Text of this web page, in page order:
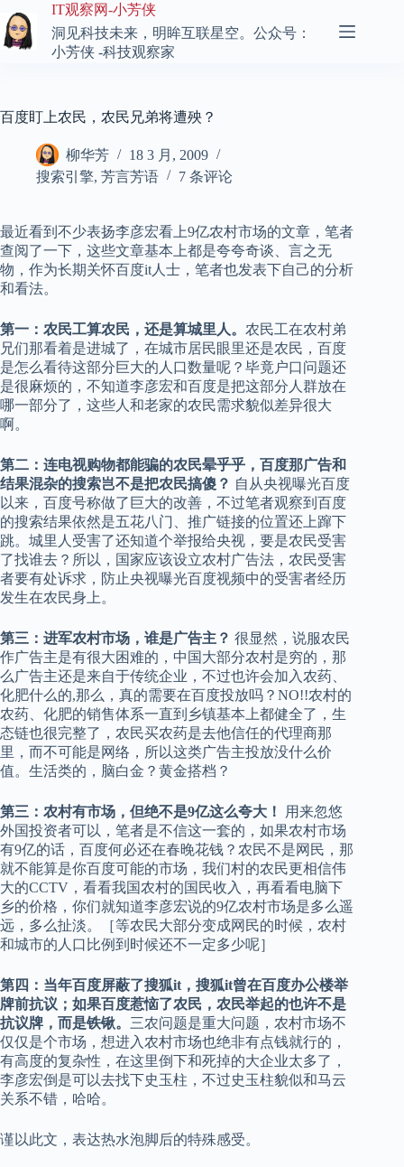
至
内
IT观察网-小芳侠
洞见科技未来，明眸互联星空。公众号：
小芳侠 -科技观察家
百度盯上农民，农民兄弟将遭殃？
柳华芳
18 3 月, 2009
搜索引擎, 芳言芳语 7 条评论
最近看到不少表扬李彦宏看上9亿农村市场的文章，笔者
查阅了一下，这些文章基本上都是夸夸奇谈、言之无
物，作为长期关怀百度it人士，笔者也发表下自己的分析
和看法。
第一：农民工算农民，还是算城里人。 农民工在农村弟
兄们那看着是进城了，在城市居民眼里还是农民，百度
是怎么看待这部分巨大的人口数量呢？毕竟户口问题还
是很麻烦的，不知道李彦宏和百度是把这部分人群放在
哪一部分了，这些人和老家的农民需求貌似差异很大
啊。
第二：连电视购物都能骗的农民晕乎乎，百度那广告和
结果混杂的搜索岂不是把农民搞傻？ 自从央视曝光百度
以来，百度号称做了巨大的改善，不过笔者观察到百度
的搜索结果依然是五花八门、推广链接的位置还上蹿下
跳。城里人受害了还知道个举报给央视，要是农民受害
了找谁去？所以，国家应该设立农村广告法，农民受害
者要有处诉求，防止央视曝光百度视频中的受害者经历
发生在农民身上。
第三：进军农村市场，谁是广告主？ 很显然，说服农民
作广告主是有很大困难的，中国大部分农村是穷的，那
么广告主还是来自于传统企业，不过也许会加入农药、
化肥什么的,那么，真的需要在百度投放吗？NO!!农村的
农药、化肥的销售体系一直到乡镇基本上都健全了，生
态链也很完整了，农民买农药是去他信任的代理商那
里，而不可能是网络，所以这类广告主投放没什么价
值。生活类的，脑白金？黄金搭档？
第三：农村有市场，但绝不是9亿这么夸大！
用来忽悠
外国投资者可以，笔者是不信这一套的，如果农村市场
有9亿的话，百度何必还在春晚花钱？农民不是网民，那
就不能算是你百度可能的市场，我们村的农民更相信伟
大的CCTV，看看我国农村的国民收入，再看看电脑下
乡的价格，你们就知道李彦宏说的9亿农村市场是多么遥
远，多么扯淡。［等农民大部分变成网民的时候，农村
和城市的人口比例到时候还不一定多少呢］
第四：当年百度屏蔽了搜狐it，搜狐it曾在百度办公楼举
牌前抗议；如果百度惹恼了农民，农民举起的也许不是
抗议牌，而是铁锹。 三农问题是重大问题，农村市场不
仅仅是个市场，想进入农村市场也绝非有点钱就行的，
有高度的复杂性，在这里倒下和死掉的大企业太多了，
李彦宏倒是可以去找下史玉柱，不过史玉柱貌似和马云
关系不错，哈哈。
谨以此文，表达热水泡脚后的特殊感受。